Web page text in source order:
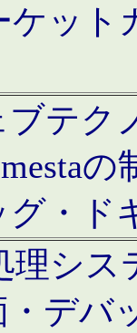
ケット
テク
・ド
理シ
・デバ